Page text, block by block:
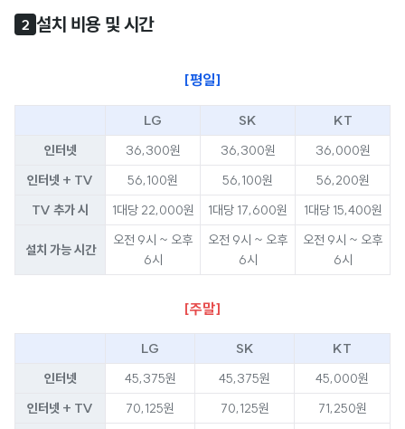
2 설치 비용 및 시간
[평일]
LG SK
KT
인터넷
36,300원 36,300원
36,000원
인터넷 + TV
56,100원 56,100원
56,200원
TV 추가 시
1대당 22,000원 1대당 17,600원 1대당 15,400원
설치 가능 시간
오전 9시 ~ 오후
6시
오전 9시 ~ 오후
6시
오전 9시 ~ 오후
6시
[주말]
LG SK
KT
인터넷
45,375원 45,375원
45,000원
인터넷 + TV
70,125원 70,125원 71,250원